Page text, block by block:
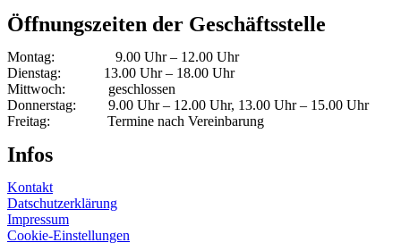
Öffnungszeiten der Geschäftsstelle
Montag: 9.00 Uhr – 12.00 Uhr
Dienstag: 13.00 Uhr – 18.00 Uhr
Mittwoch: geschlossen
Donnerstag: 9.00 Uhr – 12.00 Uhr, 13.00 Uhr – 15.00 Uhr
Freitag: Termine nach Vereinbarung
Infos
Kontakt
Datschutzerklärung
Impressum
Cookie-Einstellungen